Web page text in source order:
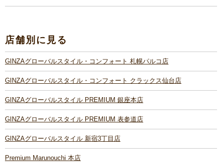
店舗別に見る
GINZAグローバルスタイル・コンフォート 札幌パルコ店
GINZAグローバルスタイル・コンフォート クラックス仙台店
GINZAグローバルスタイル PREMIUM 銀座本店
GINZAグローバルスタイル PREMIUM 表参道店
GINZAグローバルスタイル 新宿3丁目店
Premium Marunouchi 本店